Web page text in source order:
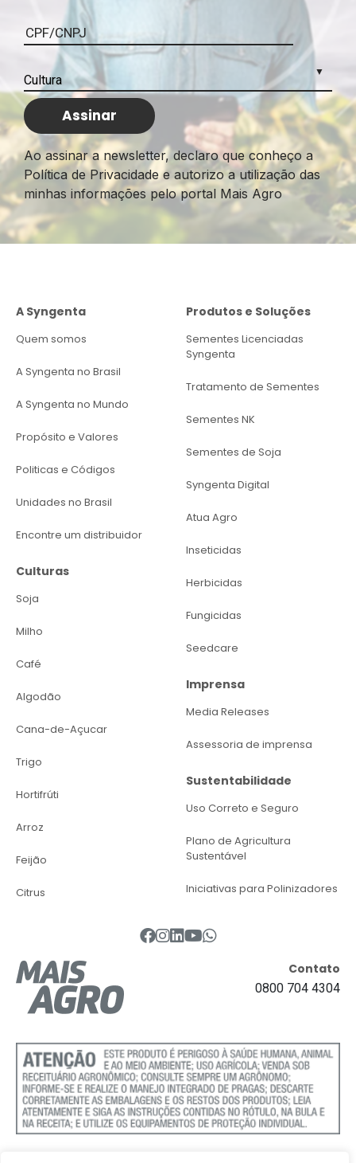
Ao assinar a newsletter, declaro que conheço a
Política de Privacidade e autorizo a utilização das
minhas informações pelo portal Mais Agro
A Syngenta
Quem somos
A Syngenta no Brasil
A Syngenta no Mundo
Propósito e Valores
Politicas e Códigos
Unidades no Brasil
Encontre um distribuidor
Culturas
Soja
Milho
Café
Algodão
Cana-de-Açucar
Trigo
Hortifrúti
Arroz
Feijão
Citrus
Produtos e Soluções
Sementes Licenciadas
Syngenta
Tratamento de Sementes
Sementes NK
Sementes de Soja
Syngenta Digital
Atua Agro
Inseticidas
Herbicidas
Fungicidas
Seedcare
Imprensa
Media Releases
Assessoria de imprensa
Sustentabilidade
Uso Correto e Seguro
Plano de Agricultura
Sustentável
Iniciativas para Polinizadores
Contato
0800 704 4304